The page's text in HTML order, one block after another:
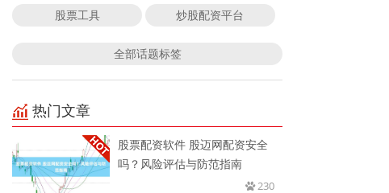
股票工具 炒股配资平台
全部话题标签
热门文章
股票配资软件 股迈网配资安全
吗？风险评估与防范指南
230